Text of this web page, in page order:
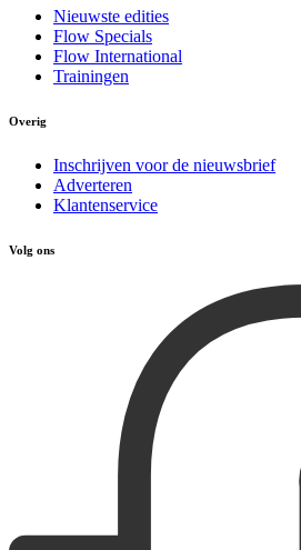
Nieuwste edities
Flow Specials
Flow International
Trainingen
Overig
Inschrijven voor de nieuwsbrief
Adverteren
Klantenservice
Volg ons